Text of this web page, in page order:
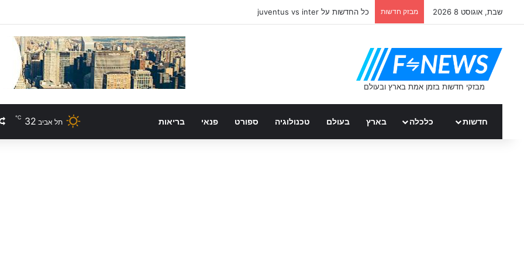
שבת, אוגוסט 8 2026 מבזק חדשות כל החדשות על juventus vs inter
חדשות כלכלה בארץ בעולם טכנולוגיה ספורט פנאי בריאות תל אביב 32
℃